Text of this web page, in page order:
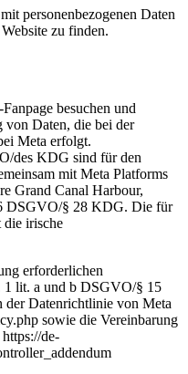
personenbezogenen Daten
zu finden.
besuchen und
von Daten, die bei der
Meta erfolgt.
des KDG sind für den
mit Meta Platforms
Grand Canal Harbour,
DSGVO/§ 28 KDG. Die für
die irische
erforderlichen
1 lit. a und b DSGVO/§ 15
Datenrichtlinie von Meta
sowie die Vereinbarung
de-